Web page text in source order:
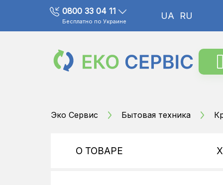
0800 33 04 11
Бесплатно по Украине
UA RU
Эко Сервис Бытовая техника
О ТОВАРЕ